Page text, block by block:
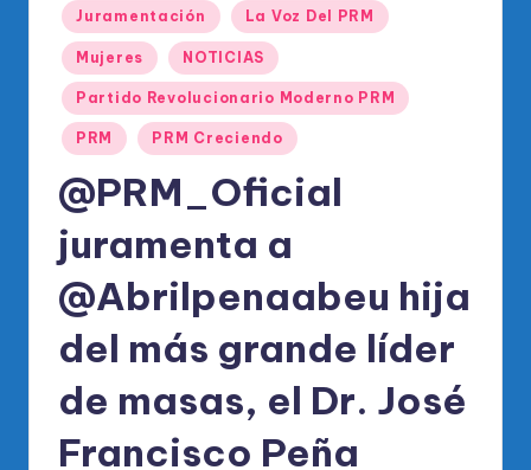
al
el
R
M
Publicado
en
Juramentación La Voz Del PRM
Mujeres NOTICIAS
Partido Revolucionario Moderno PRM
PRM PRM Creciendo
@PRM_Oficial
juramenta a
@Abrilpenaabeu hija
del más grande líder
de masas, el Dr. José
Francisco Peña